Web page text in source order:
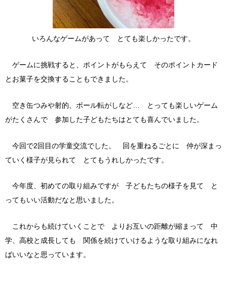
いろんなゲームがあって とても楽しかったです。
ゲームに挑戦すると、ポイントがもらえて そのポイントカード
とお菓子を交換することもできました。
空き缶つみや射的、ボール転がしなど… とっても楽しいゲーム
がたくさんで 参加した子どもたちはとても喜んでいました。
今回で2回目の学童交流でした。 回を重ねるごとに 仲が深まっ
ていく様子が見られて とてもうれしかったです。
今年度、初めての取り組みですが 子どもたちの様子を見て と
ってもいい活動だなと思いました。
これからも続けていくことで よりお互いの距離が縮まって 中
学、高校と成長しても 関係を続けていけるような取り組みになれ
ばいいなと思っています。